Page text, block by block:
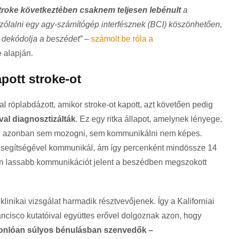
következtében csaknem teljesen lebénulta
egy agy-számítógép interfésznek (BCI) köszönhetően,
a beszédet”– számolt be róla a
alapján.
stroke-ot
röplabdázott, amikor stroke-ot kapott, azt követően pedig
diagnosztizálták. Ez egy ritka állapot, amelynek lényege,
sem mozogni, sem kommunikálni nem képes.
kommunikál, ám így percenként mindössze 14
lassabb kommunikációt jelent a beszédben megszokott
vizsgálat harmadik résztvevőjenek. Így a Kaliforniai
kutatóival együttes erővel dolgoznak azon, hogy
súlyos bénulásban szenvedők –